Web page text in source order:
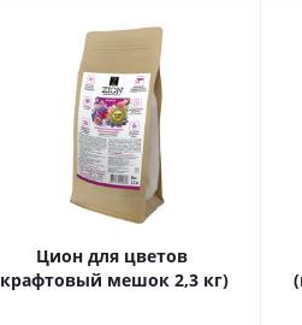
Цион для цветов
мешок 2,3 кг)